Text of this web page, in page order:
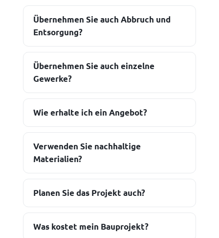
Übernehmen Sie auch Abbruch und
Entsorgung?
Übernehmen Sie auch einzelne
Gewerke?
Wie erhalte ich ein Angebot?
Verwenden Sie nachhaltige
Materialien?
Planen Sie das Projekt auch?
Was kostet mein Bauprojekt?